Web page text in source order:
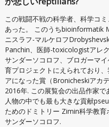
この戦闘不戦の科学者、科学コ
あった。 このうちbioinformatik
ニスラフ-マルケロフ
Panchin、医師-toxicologistアレ
サンダーソコロフ、ブロガーマ
育プロジェクトにえられており
アになった賞（Bronicheskiアカ
2016年. この展覧会の出品作家
人物の中でも最も大きな貢献
ためのドミトリー Zimin科学教
サンダーソコロフ.